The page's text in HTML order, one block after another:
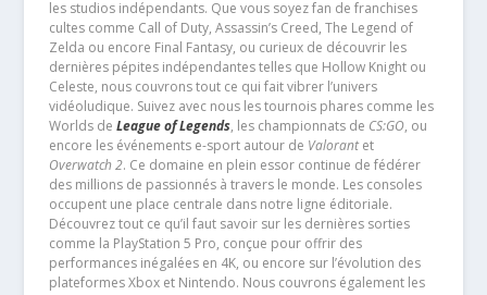
les studios indépendants. Que vous soyez fan de franchises
cultes comme Call of Duty, Assassin’s Creed, The Legend of
Zelda ou encore Final Fantasy, ou curieux de découvrir les
dernières pépites indépendantes telles que Hollow Knight ou
Celeste, nous couvrons tout ce qui fait vibrer l’univers
vidéoludique. Suivez avec nous les tournois phares comme les
Worlds de League of Legends, les championnats de CS:GO, ou
encore les événements e-sport autour de Valorantet
Overwatch 2. Ce domaine en plein essor continue de fédérer
des millions de passionnés à travers le monde. Les consoles
occupent une place centrale dans notre ligne éditoriale.
Découvrez tout ce qu’il faut savoir sur les dernières sorties
comme la PlayStation 5 Pro, conçue pour offrir des
performances inégalées en 4K, ou encore sur l’évolution des
plateformes Xbox et Nintendo. Nous couvrons également les